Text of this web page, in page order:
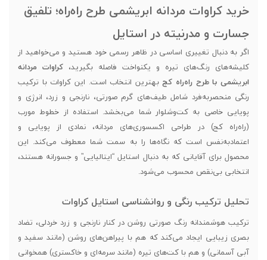
خرید کراوات مردانه ابریشمی طرح راه‌راه؛ تلفیق
جسارت و مدرنیته در استایل
اگر به دنبال تغییری اساسی در ظاهر رسمی خود هستید و می‌خواهید از
کلیشه‌های رنگ‌های تیره و یکنواخت فاصله بگیرید، کراوات مردانه
ابریشمی با طرح راه‌راه کجبهترین انتخاب است. این کراوات با ترکیب
رنگی منحصربه‌فرد شامل طیف‌های گرم صورتی، نارنجی و زرد، انرژی و
پویایی خاصی به کت‌وشلوار شما می‌بخشد. استفاده از خطوط مورب
(راه‌راه کج) در طراحی اکسسوری‌های مردانه، نمادی از پویایی و
اعتمادبه‌نفس است که نگاه‌ها را به سمت شما معطوف می‌کند. این
محصول برای آقایانی که به دنبال استایل “ایتالیایی” و جسورانه هستند،
انتخابی بی‌نقص محسوب می‌شود.
تحلیل ترکیب رنگی و روانشناسی استایل کراوات
ترکیب هوشمندانه رنگ صورتی روشن در کنار نارنجی و زرد خردلی، تضاد
بصری زیبایی ایجاد می‌کند که هم با پیراهن‌های روشن (مانند سفید و
آبی آسمانی) و هم با کت‌های تیره (مانند سرمه‌ای و خاکستری) همخوانی